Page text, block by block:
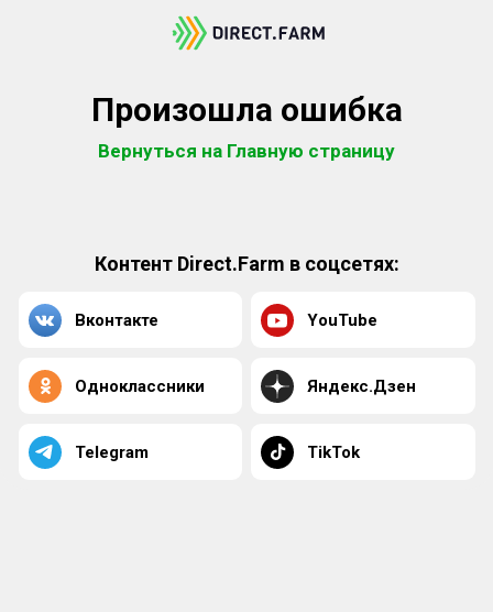
Произошла ошибка
Вернуться на Главную страницу
Контент Direct.Farm в соцсетях:
Вконтакте YouTube
Одноклассники Яндекс.Дзен
Telegram TikTok